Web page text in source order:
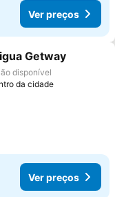
Ver preços
aos favoritos
Getway
disponível
da cidade
Ver preços